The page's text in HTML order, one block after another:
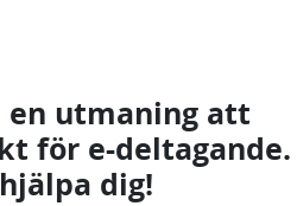
en utmaning att
för e-deltagande.
dig!